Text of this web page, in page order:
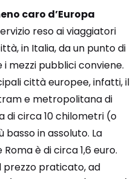
caro d’Europa
reso ai viaggiatori
in Italia, da un punto di
mezzi pubblici conviene.
città europee, infatti, il
e metropolitana di
circa 10 chilometri (o
in assoluto. La
è di circa 1,6 euro.
prezzo praticato, ad